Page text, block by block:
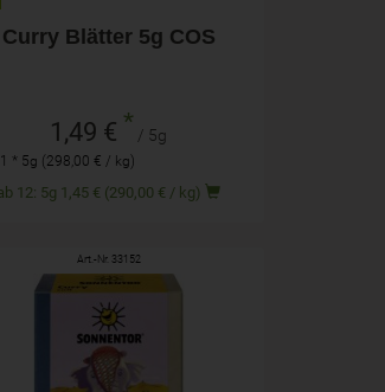
Curry Blätter 5g COS
1,49 € * / 5g
1 * 5g (298,00 € / kg)
ab 12: 5g 1,45 € (290,00 € / kg)
Art.-Nr. 33152